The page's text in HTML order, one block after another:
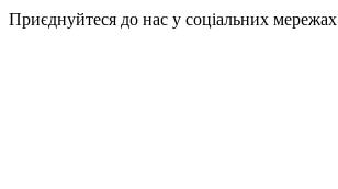
Приєднуйтеся до нас у соціальних мережах